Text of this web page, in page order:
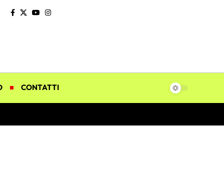
CONTATTI